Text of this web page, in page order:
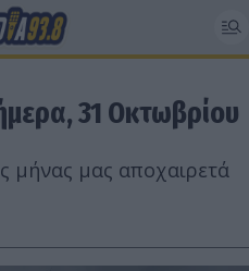
31 Οκτωβρίου
μήνας μας αποχαιρετά